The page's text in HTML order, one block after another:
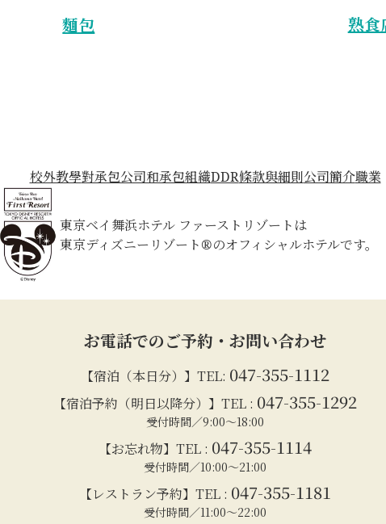
麵包 熟食
校外教學對承包公司和承包組織DDR條款與細則公司簡介職業
東京ベイ舞浜ホテル ファーストリゾートは
東京ディズニーリゾート®のオフィシャルホテルです。
お電話でのご予約・お問い合わせ
【宿泊（本日分）】TEL: 047-355-1112
【宿泊予約（明日以降分）】TEL : 047-355-1292
受付時間／9:00～18:00
【お忘れ物】TEL : 047-355-1114
受付時間／10:00～21:00
【レストラン予約】TEL : 047-355-1181
受付時間／11:00～22:00